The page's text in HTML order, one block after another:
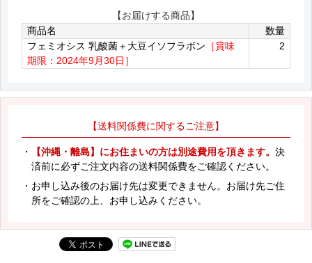
【お届けする商品】
商品名
数量
フェミオシス 乳酸菌＋大豆イソフラボン ［賞味
期限：2024年9月30日］
2
【送料関係費に関するご注意】
・ 【沖縄・離島】にお住まいの方は別途費用を頂きます。 決
済前に必ずご注文内容の送料関係費をご確認ください。
・お申し込み後のお届け先は変更できません。お届け先ご住
所をご確認の上、お申し込みください。